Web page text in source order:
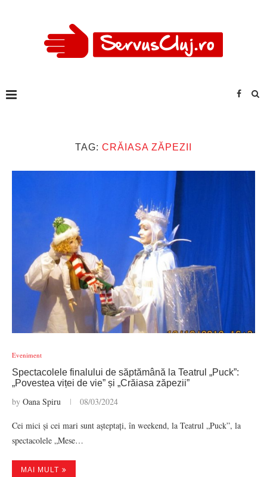
TAG: CRĂIASA ZĂPEZII
Eveniment
Spectacolele finalului de săptămână la Teatrul „Puck”:
„Povestea viței de vie” și „Crăiasa zăpezii”
by Oana Spiru 08/03/2024
Cei mici și cei mari sunt așteptați, în weekend, la Teatrul „Puck”, la
spectacolele „Mese…
MAI MULT